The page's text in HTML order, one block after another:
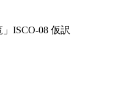
ISCO-08 仮訳